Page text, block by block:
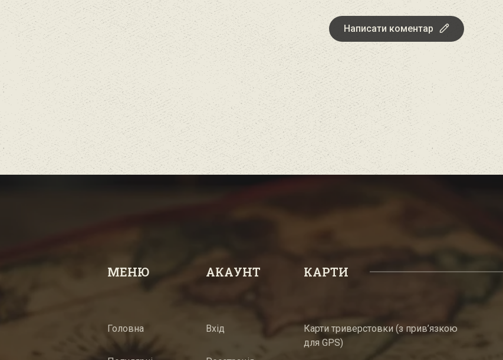
Написати коментар
МЕНЮ
Головна
АКАУНТ
Вхід
КАРТИ
Карти триверстовки (з прив’язкою
для GPS)